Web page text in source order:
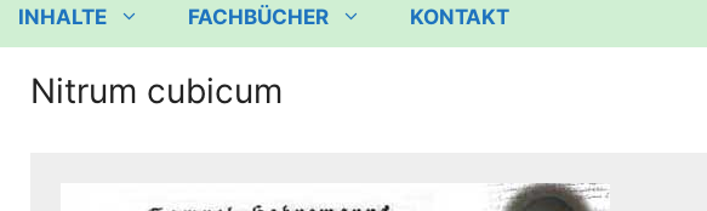
INHALTE FACHBÜCHER KONTAKT
Nitrum cubicum